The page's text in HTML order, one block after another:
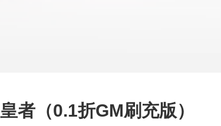
皇者（0.1折GM刷充版）